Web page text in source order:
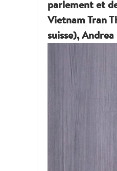
parlement et
Vietnam Tran
suisse),